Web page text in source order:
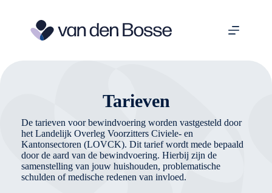
Tarieven
De tarieven voor bewindvoering worden vastgesteld door
het Landelijk Overleg Voorzitters Civiele- en
Kantonsectoren (LOVCK). Dit tarief wordt mede bepaald
door de aard van de bewindvoering. Hierbij zijn de
samenstelling van jouw huishouden, problematische
schulden of medische redenen van invloed.